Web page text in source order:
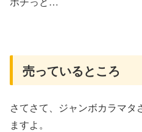
売っているところ
さてさて、ジャンボカラマタ
ますよ。